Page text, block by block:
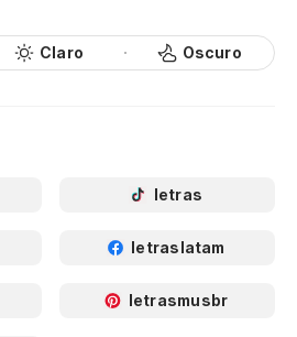
Claro Oscuro
letras
letraslatam
letrasmusbr